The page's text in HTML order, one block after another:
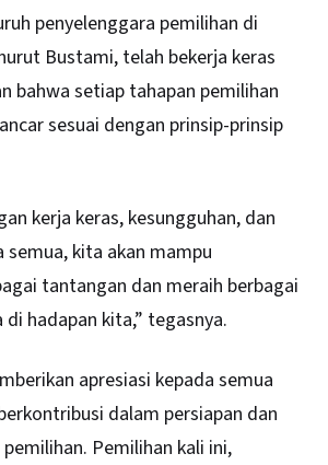
penyelenggara pemilihan di
Bustami, telah bekerja keras
bahwa setiap tahapan pemilihan
sesuai dengan prinsip-prinsip
kerja keras, kesungguhan, dan
semua, kita akan mampu
tantangan dan meraih berbagai
hadapan kita,” tegasnya.
apresiasi kepada semua
dalam persiapan dan
Pemilihan kali ini,